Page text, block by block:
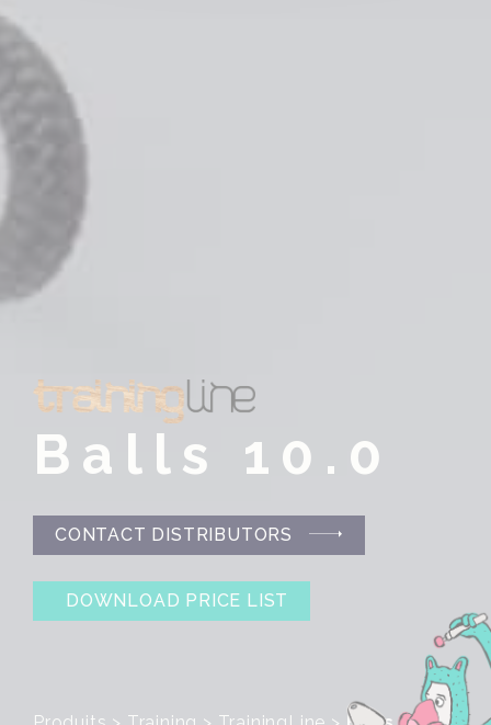
Balls 10.0
CONTACT DISTRIBUTORS
DOWNLOAD PRICE LIST